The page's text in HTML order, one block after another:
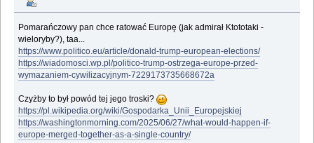
Pomarańczowy pan chce ratować Europę (jak admirał Ktototaki -
wieloryby?), taa...
https://www.politico.eu/article/donald-trump-european-elections/
https://wiadomosci.wp.pl/politico-trump-ostrzega-europe-przed-
wymazaniem-cywilizacyjnym-7229173735668672a
Czyżby to był powód tej jego troski?
https://pl.wikipedia.org/wiki/Gospodarka_Unii_Europejskiej
https://washingtonmorning.com/2025/06/27/what-would-happen-if-
europe-merged-together-as-a-single-country/